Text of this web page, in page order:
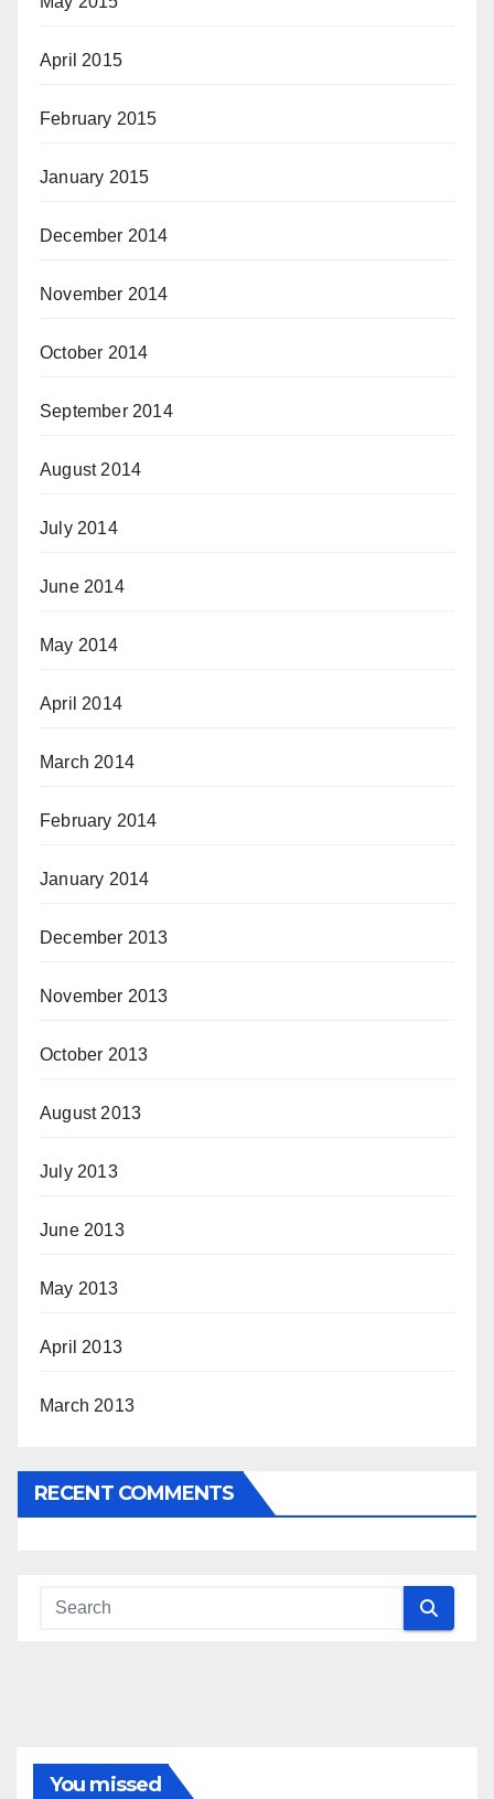
April 2015
February 2015
January 2015
December 2014
November 2014
October 2014
September 2014
August 2014
July 2014
June 2014
May 2014
April 2014
March 2014
February 2014
January 2014
December 2013
November 2013
October 2013
August 2013
July 2013
June 2013
May 2013
April 2013
March 2013
RECENT COMMENTS
You missed